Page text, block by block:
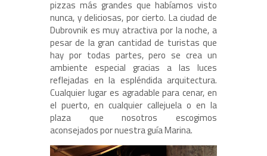
pizzas más grandes que habíamos visto
nunca, y deliciosas, por cierto. La ciudad de
Dubrovnik es muy atractiva por la noche, a
pesar de la gran cantidad de turistas que
hay por todas partes, pero se crea un
ambiente especial gracias a las luces
reflejadas en la espléndida arquitectura.
Cualquier lugar es agradable para cenar, en
el puerto, en cualquier callejuela o en la
plaza que nosotros escogimos
aconsejados por nuestra guía Marina.